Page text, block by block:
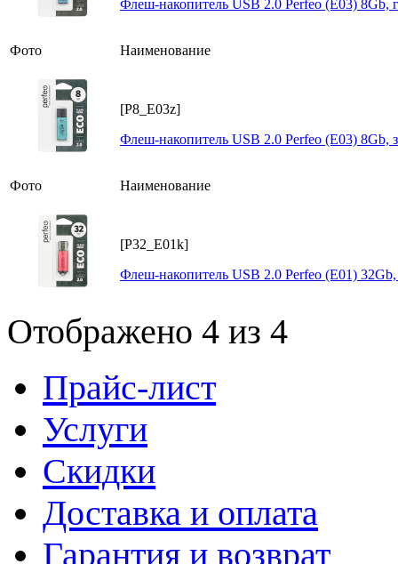
Флеш-накопитель USB 2.0 Perfeo (E03) 8Gb,
Фото Наименование
[P8_E03z]
Флеш-накопитель USB 2.0 Perfeo (E03) 8Gb,
Фото Наименование
[P32_E01k]
Флеш-накопитель USB 2.0 Perfeo (E01)
Отображено 4 из 4
Прайс-лист
Услуги
Скидки
Доставка и оплата
Гарантия и возврат